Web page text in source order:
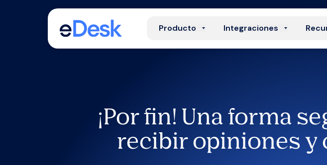
Producto Integraciones
¡Por fin! Una forma
recibir opiniones y